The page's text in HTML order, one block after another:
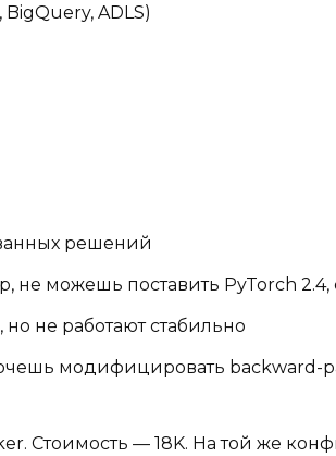
ADLS)
решений
можешь поставить PyTorch 2.4,
не работают стабильно
модифицировать backward-
Стоимость — 18K. На той же